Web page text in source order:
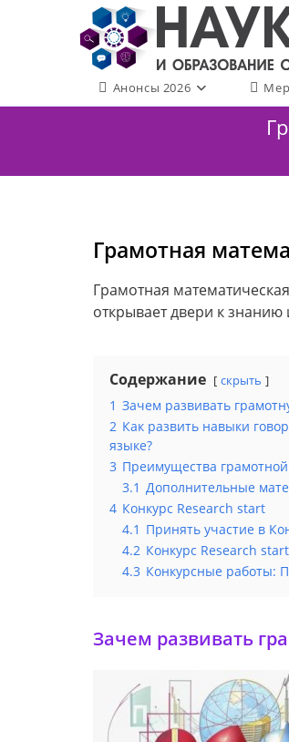
содержимому
Анонсы 2026
Грамотная
Грамотная
открывает двери к знанию
Содержание скрыть
1 Зачем развивать
2 Как развить навыки
языке?
3 Преимущества
3.1 Дополнительные
4 Конкурс Research start
4.1 Принять участие в
4.2 Конкурс Research
4.3 Конкурсные работы:
Зачем развивать